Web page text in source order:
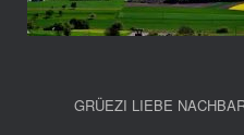
GRÜEZI LIEBE